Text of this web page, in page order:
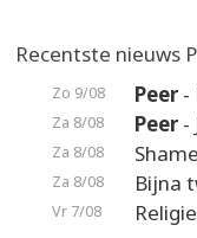
Recentste nieuws
Zo 9/08 Peer-
Za 8/08 Peer-
Za 8/08
Za 8/08 Bijna
Vr 7/08